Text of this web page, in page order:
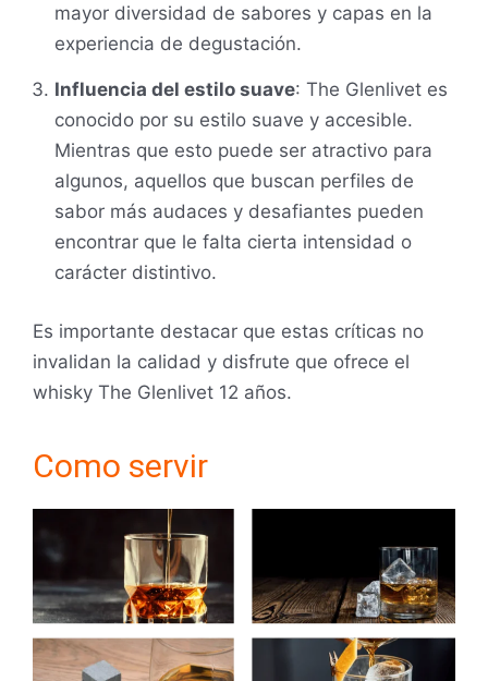
mayor diversidad de sabores y capas en la
experiencia de degustación.
Influencia del estilo suave: The Glenlivet es
conocido por su estilo suave y accesible.
Mientras que esto puede ser atractivo para
algunos, aquellos que buscan perfiles de
sabor más audaces y desafiantes pueden
encontrar que le falta cierta intensidad o
carácter distintivo.
Es importante destacar que estas críticas no
invalidan la calidad y disfrute que ofrece el
whisky The Glenlivet 12 años.
Como servir